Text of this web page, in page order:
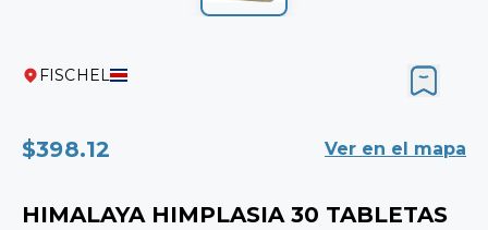
FISCHEL
$398.12 Ver en el mapa
HIMALAYA HIMPLASIA 30 TABLETAS